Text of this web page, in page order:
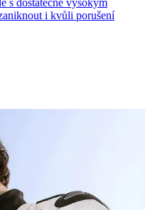
i kvůli porušení